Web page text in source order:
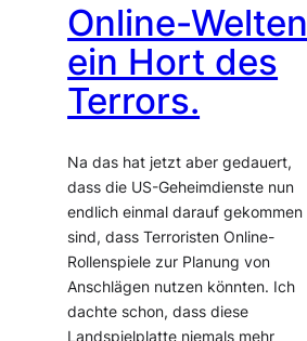
Online-Welten
ein Hort des
Terrors.
Na das hat jetzt aber gedauert,
dass die US-Geheimdienste nun
endlich einmal darauf gekommen
sind, dass Terroristen Online-
Rollenspiele zur Planung von
Anschlägen nutzen könnten. Ich
dachte schon, dass diese
Landspielplatte niemals mehr